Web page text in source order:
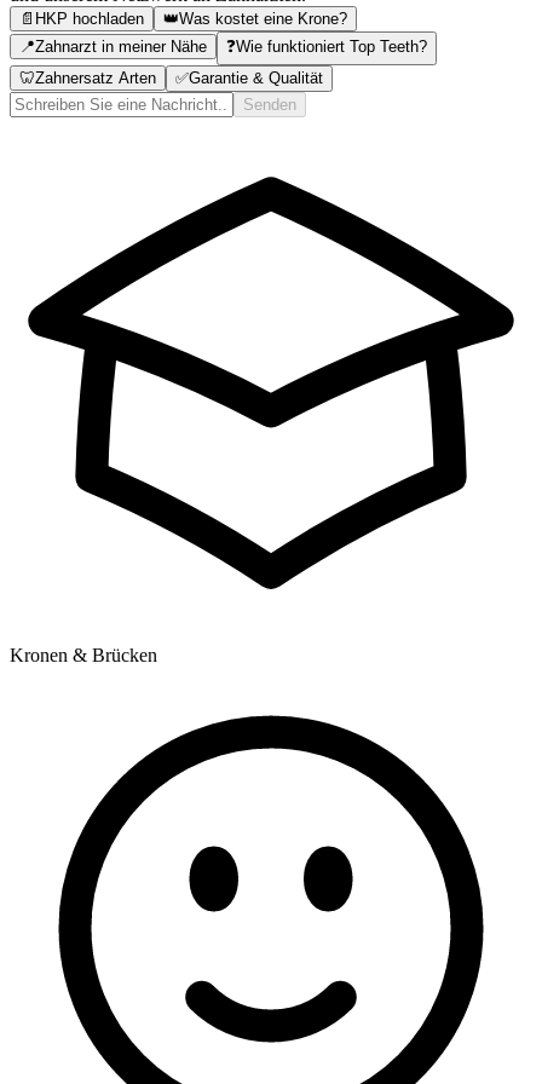
📄 HKP hochladen 👑Was kostet eine Krone?
📍Zahnarzt in meiner Nähe ❓Wie funktioniert Top Teeth?
🦷Zahnersatz Arten ✅Garantie & Qualität
Senden
Kronen & Brücken